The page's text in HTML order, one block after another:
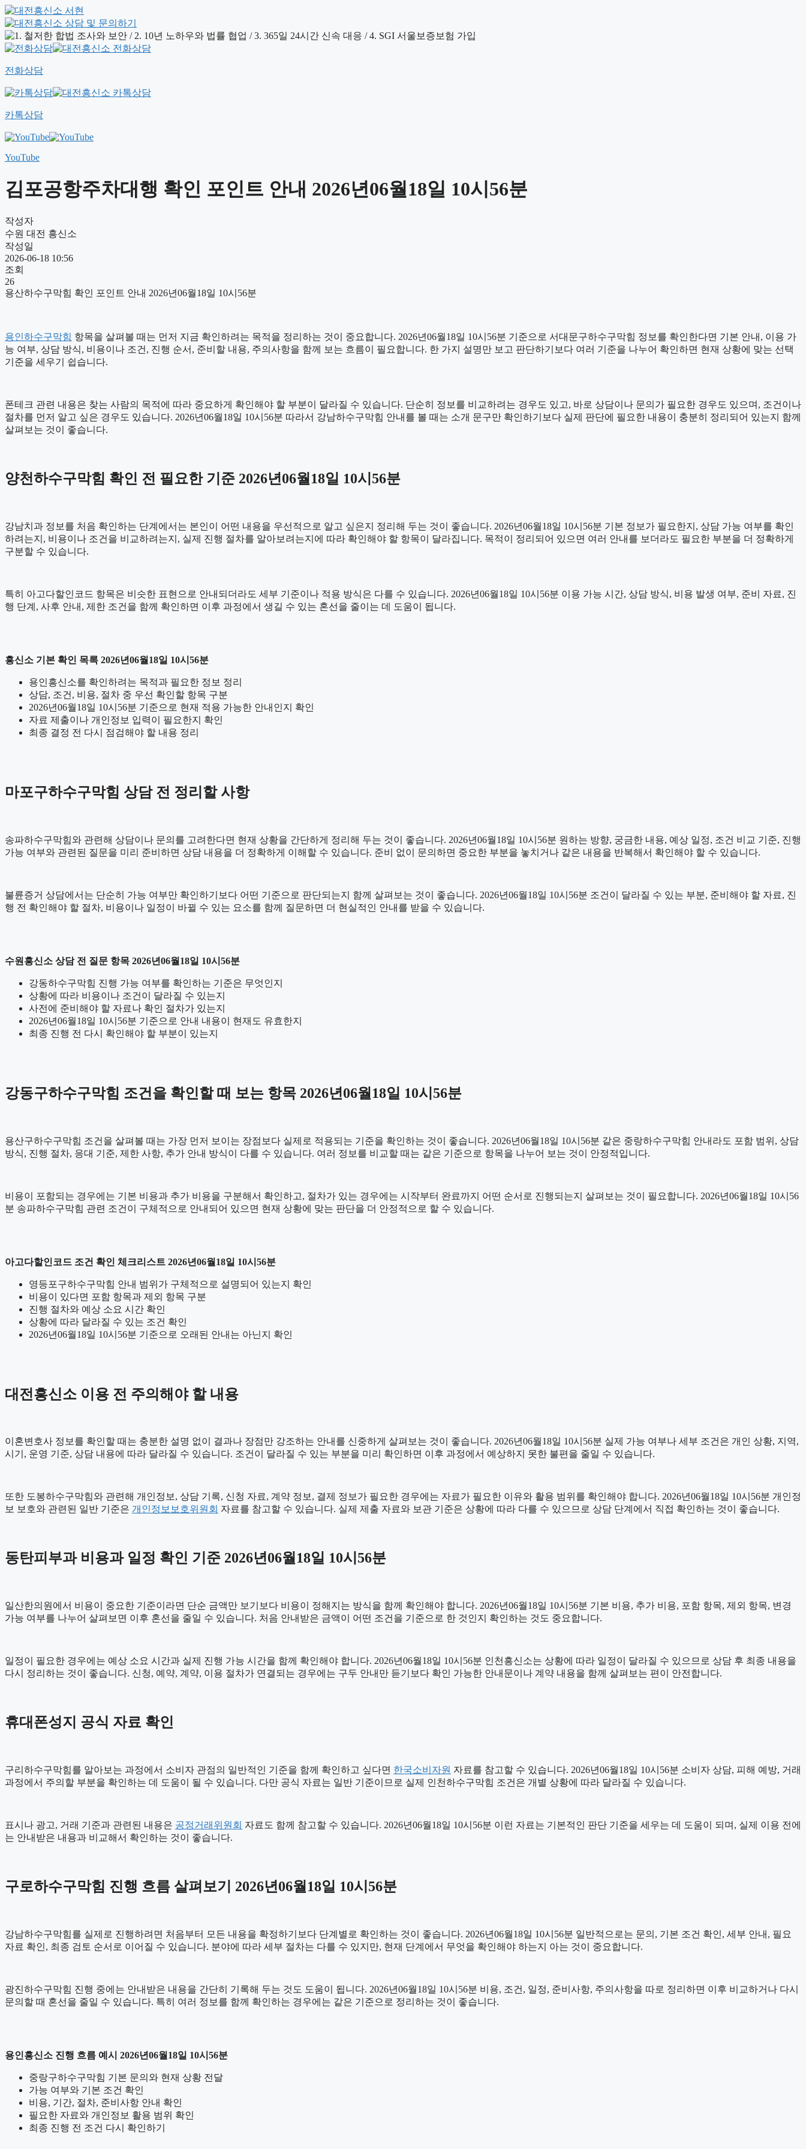
전화상담
카톡상담
YouTube
김포공항주차대행 확인 포인트 안내 2026년06월18일 10시56분
작성자
수원 대전 흥신소
작성일
2026-06-18 10:56
조회
26
용산하수구막힘 확인 포인트 안내 2026년06월18일 10시56분
용인하수구막힘 항목을 살펴볼 때는 먼저 지금 확인하려는 목적을 정리하는 것이 중요합니다. 2026년06월18일 10시56분 기준으로 서대문구하수구막힘 정보를 확인한다면 기본 안내, 이용 가
능 여부, 상담 방식, 비용이나 조건, 진행 순서, 준비할 내용, 주의사항을 함께 보는 흐름이 필요합니다. 한 가지 설명만 보고 판단하기보다 여러 기준을 나누어 확인하면 현재 상황에 맞는 선택
기준을 세우기 쉽습니다.
폰테크 관련 내용은 찾는 사람의 목적에 따라 중요하게 확인해야 할 부분이 달라질 수 있습니다. 단순히 정보를 비교하려는 경우도 있고, 바로 상담이나 문의가 필요한 경우도 있으며, 조건이나
절차를 먼저 알고 싶은 경우도 있습니다. 2026년06월18일 10시56분 따라서 강남하수구막힘 안내를 볼 때는 소개 문구만 확인하기보다 실제 판단에 필요한 내용이 충분히 정리되어 있는지 함께
살펴보는 것이 좋습니다.
양천하수구막힘 확인 전 필요한 기준 2026년06월18일 10시56분
강남치과 정보를 처음 확인하는 단계에서는 본인이 어떤 내용을 우선적으로 알고 싶은지 정리해 두는 것이 좋습니다. 2026년06월18일 10시56분 기본 정보가 필요한지, 상담 가능 여부를 확인
하려는지, 비용이나 조건을 비교하려는지, 실제 진행 절차를 알아보려는지에 따라 확인해야 할 항목이 달라집니다. 목적이 정리되어 있으면 여러 안내를 보더라도 필요한 부분을 더 정확하게
구분할 수 있습니다.
특히 아고다할인코드 항목은 비슷한 표현으로 안내되더라도 세부 기준이나 적용 방식은 다를 수 있습니다. 2026년06월18일 10시56분 이용 가능 시간, 상담 방식, 비용 발생 여부, 준비 자료, 진
행 단계, 사후 안내, 제한 조건을 함께 확인하면 이후 과정에서 생길 수 있는 혼선을 줄이는 데 도움이 됩니다.
흥신소 기본 확인 목록 2026년06월18일 10시56분
용인흥신소를 확인하려는 목적과 필요한 정보 정리
상담, 조건, 비용, 절차 중 우선 확인할 항목 구분
2026년06월18일 10시56분 기준으로 현재 적용 가능한 안내인지 확인
자료 제출이나 개인정보 입력이 필요한지 확인
최종 결정 전 다시 점검해야 할 내용 정리
마포구하수구막힘 상담 전 정리할 사항
송파하수구막힘와 관련해 상담이나 문의를 고려한다면 현재 상황을 간단하게 정리해 두는 것이 좋습니다. 2026년06월18일 10시56분 원하는 방향, 궁금한 내용, 예상 일정, 조건 비교 기준, 진행
가능 여부와 관련된 질문을 미리 준비하면 상담 내용을 더 정확하게 이해할 수 있습니다. 준비 없이 문의하면 중요한 부분을 놓치거나 같은 내용을 반복해서 확인해야 할 수 있습니다.
불륜증거 상담에서는 단순히 가능 여부만 확인하기보다 어떤 기준으로 판단되는지 함께 살펴보는 것이 좋습니다. 2026년06월18일 10시56분 조건이 달라질 수 있는 부분, 준비해야 할 자료, 진
행 전 확인해야 할 절차, 비용이나 일정이 바뀔 수 있는 요소를 함께 질문하면 더 현실적인 안내를 받을 수 있습니다.
수원흥신소 상담 전 질문 항목 2026년06월18일 10시56분
강동하수구막힘 진행 가능 여부를 확인하는 기준은 무엇인지
상황에 따라 비용이나 조건이 달라질 수 있는지
사전에 준비해야 할 자료나 확인 절차가 있는지
2026년06월18일 10시56분 기준으로 안내 내용이 현재도 유효한지
최종 진행 전 다시 확인해야 할 부분이 있는지
강동구하수구막힘 조건을 확인할 때 보는 항목 2026년06월18일 10시56분
용산구하수구막힘 조건을 살펴볼 때는 가장 먼저 보이는 장점보다 실제로 적용되는 기준을 확인하는 것이 좋습니다. 2026년06월18일 10시56분 같은 중랑하수구막힘 안내라도 포함 범위, 상담
방식, 진행 절차, 응대 기준, 제한 사항, 추가 안내 방식이 다를 수 있습니다. 여러 정보를 비교할 때는 같은 기준으로 항목을 나누어 보는 것이 안정적입니다.
비용이 포함되는 경우에는 기본 비용과 추가 비용을 구분해서 확인하고, 절차가 있는 경우에는 시작부터 완료까지 어떤 순서로 진행되는지 살펴보는 것이 필요합니다. 2026년06월18일 10시56
분 송파하수구막힘 관련 조건이 구체적으로 안내되어 있으면 현재 상황에 맞는 판단을 더 안정적으로 할 수 있습니다.
아고다할인코드 조건 확인 체크리스트 2026년06월18일 10시56분
영등포구하수구막힘 안내 범위가 구체적으로 설명되어 있는지 확인
비용이 있다면 포함 항목과 제외 항목 구분
진행 절차와 예상 소요 시간 확인
상황에 따라 달라질 수 있는 조건 확인
2026년06월18일 10시56분 기준으로 오래된 안내는 아닌지 확인
대전흥신소 이용 전 주의해야 할 내용
이혼변호사 정보를 확인할 때는 충분한 설명 없이 결과나 장점만 강조하는 안내를 신중하게 살펴보는 것이 좋습니다. 2026년06월18일 10시56분 실제 가능 여부나 세부 조건은 개인 상황, 지역,
시기, 운영 기준, 상담 내용에 따라 달라질 수 있습니다. 조건이 달라질 수 있는 부분을 미리 확인하면 이후 과정에서 예상하지 못한 불편을 줄일 수 있습니다.
또한 도봉하수구막힘와 관련해 개인정보, 상담 기록, 신청 자료, 계약 정보, 결제 정보가 필요한 경우에는 자료가 필요한 이유와 활용 범위를 확인해야 합니다. 2026년06월18일 10시56분 개인정
보 보호와 관련된 일반 기준은 개인정보보호위원회 자료를 참고할 수 있습니다. 실제 제출 자료와 보관 기준은 상황에 따라 다를 수 있으므로 상담 단계에서 직접 확인하는 것이 좋습니다.
동탄피부과 비용과 일정 확인 기준 2026년06월18일 10시56분
일산한의원에서 비용이 중요한 기준이라면 단순 금액만 보기보다 비용이 정해지는 방식을 함께 확인해야 합니다. 2026년06월18일 10시56분 기본 비용, 추가 비용, 포함 항목, 제외 항목, 변경
가능 여부를 나누어 살펴보면 이후 혼선을 줄일 수 있습니다. 처음 안내받은 금액이 어떤 조건을 기준으로 한 것인지 확인하는 것도 중요합니다.
일정이 필요한 경우에는 예상 소요 시간과 실제 진행 가능 시간을 함께 확인해야 합니다. 2026년06월18일 10시56분 인천흥신소는 상황에 따라 일정이 달라질 수 있으므로 상담 후 최종 내용을
다시 정리하는 것이 좋습니다. 신청, 예약, 계약, 이용 절차가 연결되는 경우에는 구두 안내만 듣기보다 확인 가능한 안내문이나 계약 내용을 함께 살펴보는 편이 안전합니다.
휴대폰성지 공식 자료 확인
구리하수구막힘를 알아보는 과정에서 소비자 관점의 일반적인 기준을 함께 확인하고 싶다면 한국소비자원 자료를 참고할 수 있습니다. 2026년06월18일 10시56분 소비자 상담, 피해 예방, 거래
과정에서 주의할 부분을 확인하는 데 도움이 될 수 있습니다. 다만 공식 자료는 일반 기준이므로 실제 인천하수구막힘 조건은 개별 상황에 따라 달라질 수 있습니다.
표시나 광고, 거래 기준과 관련된 내용은 공정거래위원회 자료도 함께 참고할 수 있습니다. 2026년06월18일 10시56분 이런 자료는 기본적인 판단 기준을 세우는 데 도움이 되며, 실제 이용 전에
는 안내받은 내용과 비교해서 확인하는 것이 좋습니다.
구로하수구막힘 진행 흐름 살펴보기 2026년06월18일 10시56분
강남하수구막힘를 실제로 진행하려면 처음부터 모든 내용을 확정하기보다 단계별로 확인하는 것이 좋습니다. 2026년06월18일 10시56분 일반적으로는 문의, 기본 조건 확인, 세부 안내, 필요
자료 확인, 최종 검토 순서로 이어질 수 있습니다. 분야에 따라 세부 절차는 다를 수 있지만, 현재 단계에서 무엇을 확인해야 하는지 아는 것이 중요합니다.
광진하수구막힘 진행 중에는 안내받은 내용을 간단히 기록해 두는 것도 도움이 됩니다. 2026년06월18일 10시56분 비용, 조건, 일정, 준비사항, 주의사항을 따로 정리하면 이후 비교하거나 다시
문의할 때 혼선을 줄일 수 있습니다. 특히 여러 정보를 함께 확인하는 경우에는 같은 기준으로 정리하는 것이 좋습니다.
용인흥신소 진행 흐름 예시 2026년06월18일 10시56분
중랑구하수구막힘 기본 문의와 현재 상황 전달
가능 여부와 기본 조건 확인
비용, 기간, 절차, 준비사항 안내 확인
필요한 자료와 개인정보 활용 범위 확인
최종 진행 전 조건 다시 확인하기